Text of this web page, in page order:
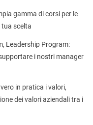
gamma di corsi per le
tua scelta
Leadership Program:
i nostri manager
in pratica i valori,
dei valori aziendali tra i